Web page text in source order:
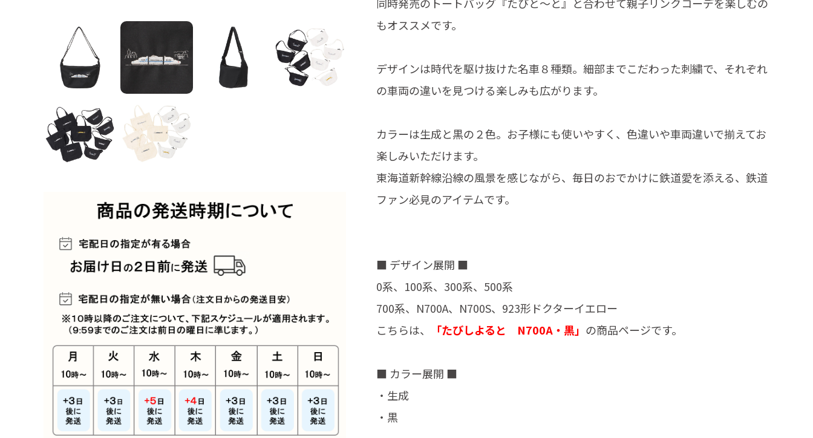
もオススメです。
デザインは時代を駆け抜けた名車８種類。細部までこだわった刺繍で、それぞれ
の車両の違いを見つける楽しみも広がります。
カラーは生成と黒の２色。お子様にも使いやすく、色違いや車両違いで揃えてお
楽しみいただけます。
東海道新幹線沿線の風景を感じながら、毎日のおでかけに鉄道愛を添える、鉄道
ファン必見のアイテムです。
■ デザイン展開 ■
0系、100系、300系、500系
700系、N700A、N700S、923形ドクターイエロー
こちらは、
「たびしよると N700A・黒」 の商品ページです。
■ カラー展開 ■
・生成
・黒